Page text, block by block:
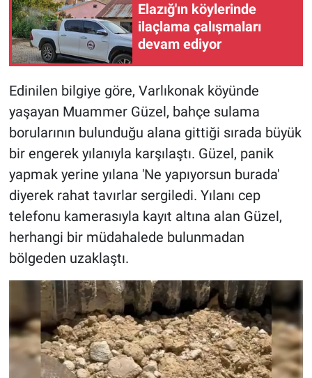
Elazığ'ın köylerinde
ilaçlama çalışmaları
devam ediyor
Edinilen bilgiye göre, Varlıkonak köyünde
yaşayan Muammer Güzel, bahçe sulama
borularının bulunduğu alana gittiği sırada büyük
bir engerek yılanıyla karşılaştı. Güzel, panik
yapmak yerine yılana 'Ne yapıyorsun burada'
diyerek rahat tavırlar sergiledi. Yılanı cep
telefonu kamerasıyla kayıt altına alan Güzel,
herhangi bir müdahalede bulunmadan
bölgeden uzaklaştı.